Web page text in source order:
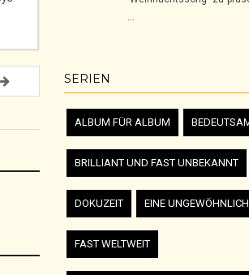
...
SERIEN
ALBUM FÜR ALBUM
BRILLIANT UND FAST UNBEKANNT
DOKUZEIT EINE
FAST WELTWEIT